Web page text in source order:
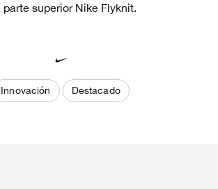
superior Nike Flyknit.
Innovación Destacado